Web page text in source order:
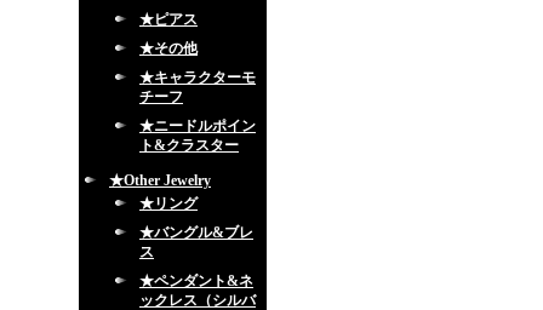
★ピアス
★その他
★キャラクターモ
チーフ
★ニードルポイン
ト&クラスター
★Other Jewelry
★リング
★バングル&ブレ
ス
★ペンダント&ネ
ックレス（シルバ